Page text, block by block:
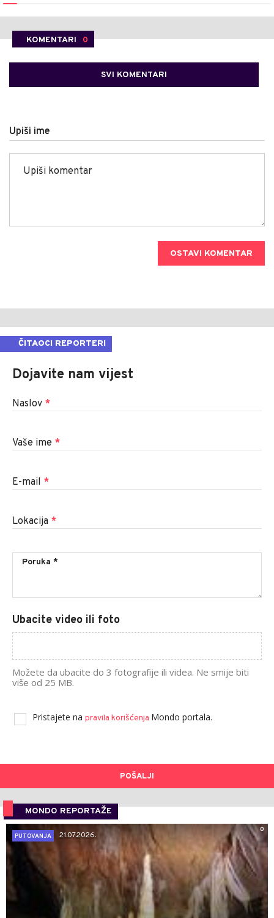
KOMENTARI 0
SVI KOMENTARI
Upiši ime
OSTAVI KOMENTAR
ČITAOCI REPORTERI
Dojavite nam vijest
Naslov *
Vaše ime *
E-mail *
Lokacija *
Ubacite video ili foto
Možete da ubacite do 3 fotografije ili videa. Ne smije biti
više od 25 MB.
Pristajete na pravila korišćenja Mondo portala.
POŠALJI
MONDO REPORTAŽE
0
PUTOVANJA
21.07.2026.